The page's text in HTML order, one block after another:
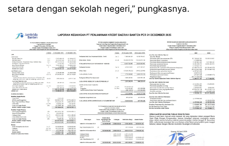
setara dengan sekolah negeri,” pungkasnya.